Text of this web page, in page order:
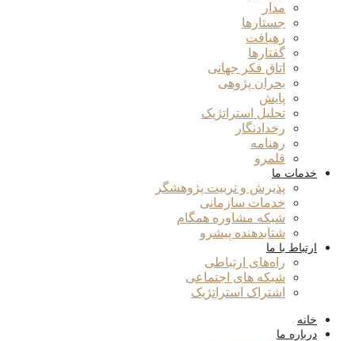
مدار
جستارها
رهیافت
گفتارها
اتاق فکر جهانی
بحران پژوهی
پایش
تحلیل استراتژیک
رخدادنگار
رهنامه
قلمرو
خدمات ما
پذیرش و تربیت پژوهشگر
خدمات سازمانی
شبکه مشاوره همگام
شتابدهنده پیشرو
ارتباط با ما
راه‌های ارتباطی
شبکه های اجتماعی
اشتراک استراتژیک
خانه
درباره ما